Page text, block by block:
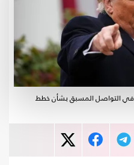
في التواصل المسبق بشأن خطط